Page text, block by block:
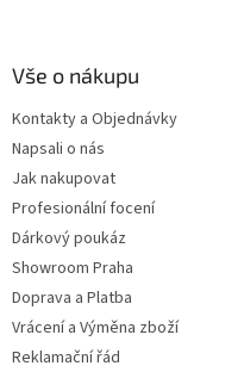
Vše o nákupu
Kontakty a Objednávky
Napsali o nás
Jak nakupovat
Profesionální focení
Dárkový poukáz
Showroom Praha
Doprava a Platba
Vrácení a Výměna zboží
Reklamační řád